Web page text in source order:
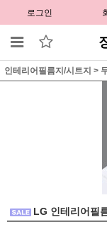
로그인
인테리어필름지/시트지 >
LG 인테리어필